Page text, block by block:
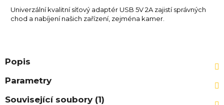
Univerzální kvalitní síťový adaptér USB 5V 2A zajistí správných
chod a nabíjení našich zařízení, zejména kamer.
Popis
Parametry
Související soubory (1)